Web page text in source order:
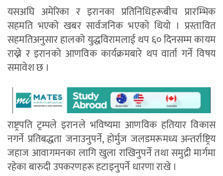
यसअघि अमेरिका र इरानका प्रतिनिधिहरूबीच प्रारम्भिक
सहमति भएको खबर सार्वजनिक भएको थियो । प्रस्तावित
सहमतिअनुसार हालको युद्धविरामलाई थप ६० दिनसम्म कायम
राख्ने र इरानको आणविक कार्यक्रमबारे थप वार्ता गर्ने विषय
समावेश छ ।
राष्ट्रपति ट्रम्पले इरानले भविष्यमा आणविक हतियार विकास
नगर्ने प्रतिबद्धता जनाउनुपर्ने, होर्मुज जलडमरूमध्य अन्तर्राष्ट्रिय
जहाज आवागमनका लागि खुला राखिनुपर्ने तथा समुद्री मार्गमा
रहेका बारुदी उपकरणहरू हटाइनुपर्ने धारणा राखे ।